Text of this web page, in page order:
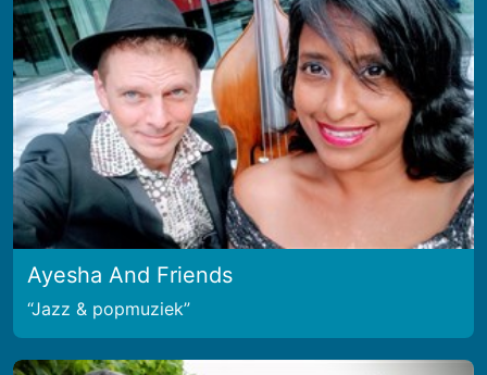
Ayesha And Friends
Jazz & popmuziek